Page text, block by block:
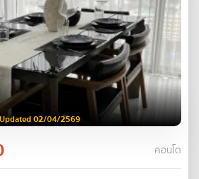
Updated 02/04/2569
คอนโด